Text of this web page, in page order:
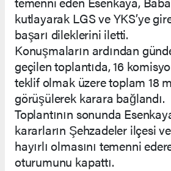
kutlayarak LGS ve YKS’ye
başarı dileklerini iletti.
Konuşmaların ardından
geçilen toplantıda, 16
teklif olmak üzere toplam 18
görüşülerek karara bağlandı.
Toplantının sonunda
kararların Şehzadeler ilçesi
hayırlı olmasını temenni
oturumunu kapattı.